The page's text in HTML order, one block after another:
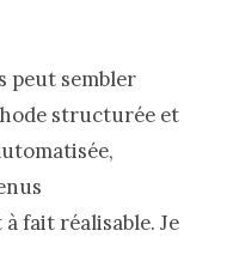
peut sembler
structurée et
fait réalisable. Je